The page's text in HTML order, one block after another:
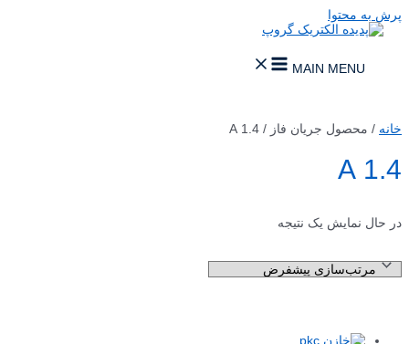
پرش به محتوا
MAIN MENU
خانه / محصول جریان فاز / 1.4 A
1.4 A
در حال نمایش یک نتیجه